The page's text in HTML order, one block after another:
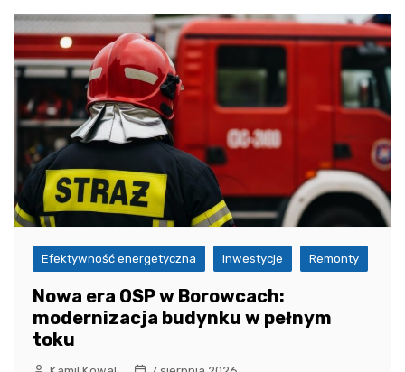
Efektywność energetyczna Inwestycje Remonty
Nowa era OSP w Borowcach:
modernizacja budynku w pełnym
toku